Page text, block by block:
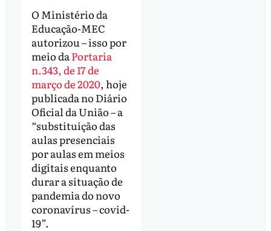
O Ministério da
Educação-MEC
autorizou – isso por
meio da Portaria
n.343, de 17 de
março de 2020, hoje
publicada no Diário
Oficial da União – a
“substituição das
aulas presenciais
por aulas em meios
digitais enquanto
durar a situação de
pandemia do novo
coronavírus – covid-
19”.